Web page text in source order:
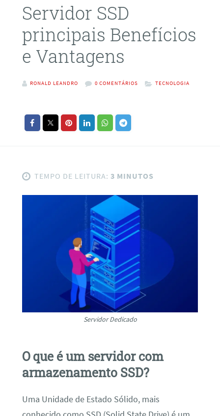
Servidor SSD
principais Benefícios
e Vantagens
RONALD LEANDRO 0 COMENTÁRIOS TECNOLOGIA
TEMPO DE LEITURA: 3 MINUTOS
Servidor Dedicado
O que é um servidor com
armazenamento SSD?
Uma Unidade de Estado Sólido, mais